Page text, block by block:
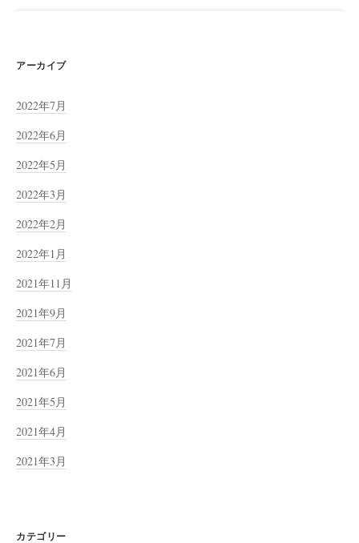
アーカイブ
2022年7月
2022年6月
2022年5月
2022年3月
2022年2月
2022年1月
2021年11月
2021年9月
2021年7月
2021年6月
2021年5月
2021年4月
2021年3月
カテゴリー